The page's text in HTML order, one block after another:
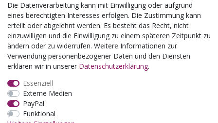
Die Datenverarbeitung kann mit Einwilligung oder aufgrund
eines berechtigten Interesses erfolgen. Die Zustimmung kann
erteilt oder abgelehnt werden. Es besteht das Recht, nicht
einzuwilligen und die Einwilligung zu einem späteren Zeitpunkt zu
ändern oder zu widerrufen. Weitere Informationen zur
Verwendung personenbezogener Daten und den Diensten
erklären wir in unserer Daten­schutz­erklärung.
Essenziell
Externe Medien
PayPal
Funktional